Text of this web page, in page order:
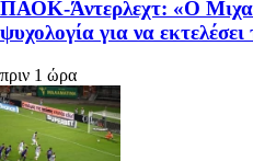
ΠΑΟΚ-Άντερλεχτ: «Ο
ψυχολογία για να εκτελέσει
πριν 1 ώρα